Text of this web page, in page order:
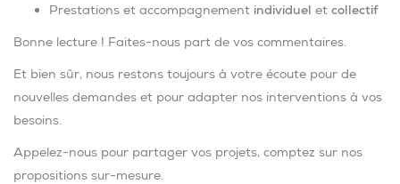
Prestations et accompagnement individuel et collectif
Bonne lecture ! Faites-nous part de vos commentaires.
Et bien sûr, nous restons toujours à votre écoute pour de
nouvelles demandes et pour adapter nos interventions à vos
besoins.
Appelez-nous pour partager vos projets, comptez sur nos
propositions sur-mesure.